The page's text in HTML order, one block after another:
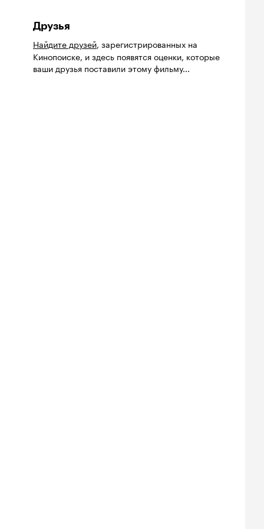
Друзья
Найдите друзей, зарегистрированных на
Кинопоиске, и здесь появятся оценки, которые
ваши друзья поставили этому фильму...